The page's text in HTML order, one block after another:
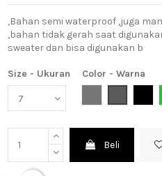
,Bahan semi waterproof ,juga
,bahan tidak gerah saat
sweater dan bisa digunakan b
Size - Ukuran
Color - Warna
Beli